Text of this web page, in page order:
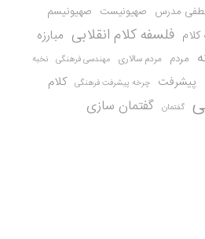
مدرس صهیونیست صهیونیسم
فلسفه کلام انقلابی مبارزه
مردم مردم سالاری مهندسی فرهنگی نخبه
پیشرفت چرخه پیشرفت فرهنگی کلام
گفتمان گفتمان سازی